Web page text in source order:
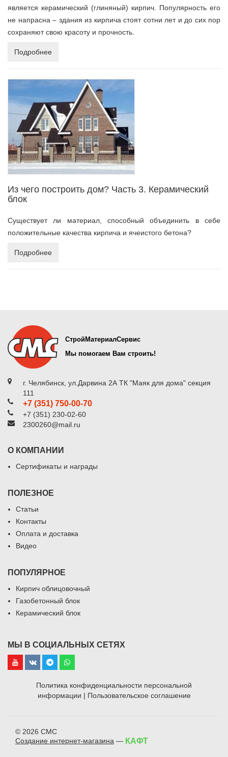
является керамический (глиняный) кирпич. Популярность его
не напрасна – здания из кирпича стоят сотни лет и до сих пор
сохраняют свою красоту и прочность.
Подробнее
Из чего построить дом? Часть 3. Керамический
блок
Существует ли материал, способный объединить в себе
положительные качества кирпича и ячеистого бетона?
Подробнее
СтройМатериалСервис
Мы помогаем Вам строить!
г. Челябинск, ул.Дарвина 2А ТК "Маяк для дома" секция
111
+7 (351) 750-00-70
+7 (351) 230-02-60
2300260@mail.ru
О КОМПАНИИ
Сертификаты и награды
ПОЛЕЗНОЕ
Статьи
Контакты
Оплата и доставка
Видео
ПОПУЛЯРНОЕ
Кирпич облицовочный
Газобетонный блок
Керамический блок
МЫ В СОЦИАЛЬНЫХ СЕТЯХ
Политика конфиденциальности персональной
информации | Пользовательское соглашение
© 2026 СМС
Создание интернет-магазина — КАФТ